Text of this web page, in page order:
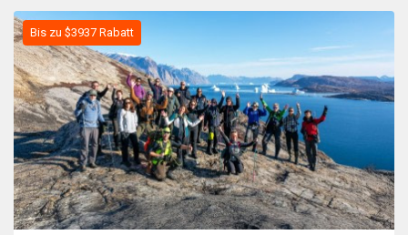
Bis zu $3937 Rabatt